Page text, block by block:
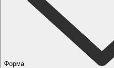
Форма